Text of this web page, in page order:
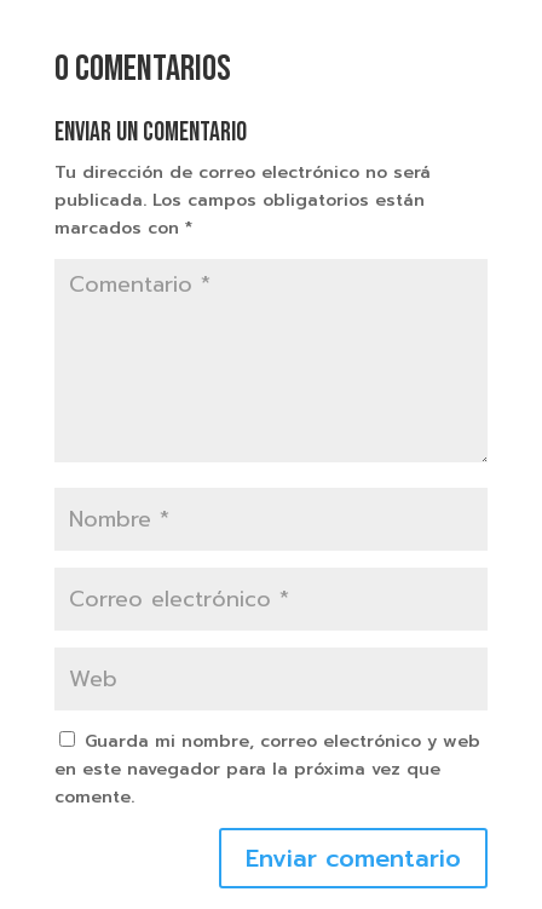
0 comentarios
Enviar un comentario
Tu dirección de correo electrónico no será
publicada. Los campos obligatorios están
marcados con *
Guarda mi nombre, correo electrónico y web
en este navegador para la próxima vez que
comente.
Enviar comentario